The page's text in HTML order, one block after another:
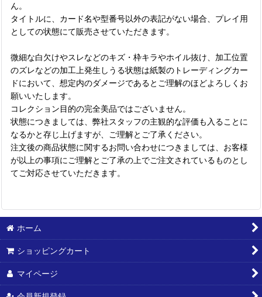
ん。
タイトルに、カード名や型番号以外の表記がない場合、プレイ用
としての状態にて販売させていただきます。
微細な白欠けやスレなどのキズ・枠キラやホイル抜け、加工位置
のズレなどの加工上発生しうる状態は紙製のトレーディングカー
ドにおいて、想定内のダメージであるとご理解のほどよろしくお
願いいたします。
コレクション目的の完全美品ではございません。
状態につきましては、弊社スタッフの主観的な評価も入ることに
なるかと存じ上げますが、ご理解とご了承ください。
注文後の商品状態に関するお問い合わせにつきましては、お客様
が以上の事項にご理解とご了承の上でご注文されているものとし
てご対応させていただきます。
ホーム
ショッピングカート
マイページ